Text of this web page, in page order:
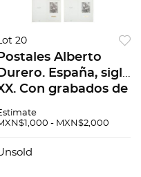
20
Postales Alberto
Durero. España, siglo
Con grabados de
Familia en
- MXN$2,000